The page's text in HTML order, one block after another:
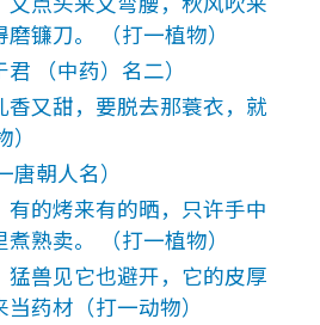
镰刀。 （打一植物）
（中药）名二）
香又甜，要脱去那蓑衣，就
朝人名）
有的烤来有的晒，只许手中
熟卖。 （打一植物）
猛兽见它也避开，它的皮厚
药材（打一动物）